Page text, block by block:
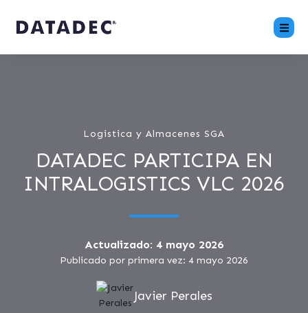
Logistica y Almacenes SGA
DATADEC PARTICIPA EN
INTRALOGISTICS VLC 2026
Actualizado: 4 mayo 2026
Publicado por primera vez: 4 mayo 2026
Javier Perales